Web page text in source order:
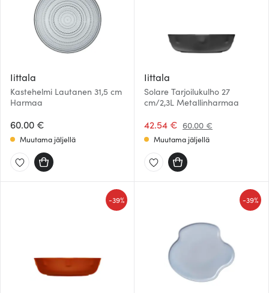
Iittala
Kastehelmi Lautanen 31,5 cm
Harmaa
60.00 €
Muutama jäljellä
Iittala
Solare Tarjoilukulho 27
cm/2,3L Metallinharmaa
42.54 € 60.00 €
Muutama jäljellä
-39% -39%